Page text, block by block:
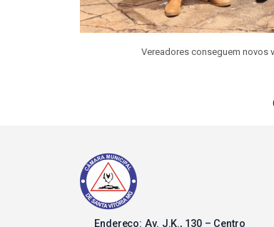
Vereadores conseguem novos
Endereço: Av. J.K., 130 – Centro